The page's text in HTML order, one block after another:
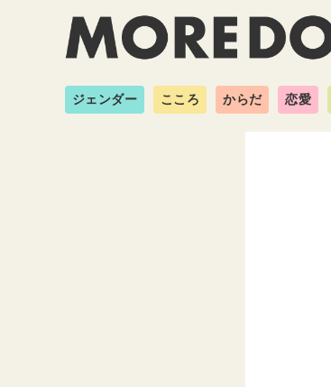
ジェンダー こころ からだ 恋愛